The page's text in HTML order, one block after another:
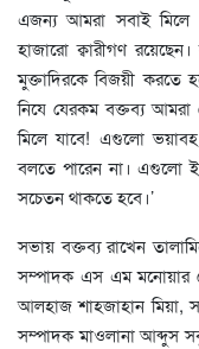
এজন্য আমরা সবাই
হাজারো ক্বারীগণ
মুক্তাদিরকে বিজয়ী করতে
নিযে যেরকম বক্তব্য আমরা
মিলে যাবে! এগুলো
বলতে পারেন না। এগুলো
সচেতন থাকতে হবে।’
সভায় বক্তব্য রাখেন
সম্পাদক এস এম মনোয়ার
আলহাজ শাহজাহান মিয়া,
সম্পাদক মাওলানা আব্দুস